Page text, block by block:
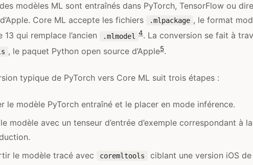
modèles ML sont entraînés dans PyTorch, TensorFlow ou
Core ML accepte les fichiers
.mlpackage , le format
13 qui remplace l’ancien
.mlmodel 4. La conversion se fait à
, le paquet Python open source d’Apple5.
typique de PyTorch vers Core ML suit trois étapes :
le modèle PyTorch entraîné et le placer en mode inférence.
modèle avec un tenseur d’entrée d’exemple correspondant à
le modèle tracé avec
coremltools ciblant une version iOS